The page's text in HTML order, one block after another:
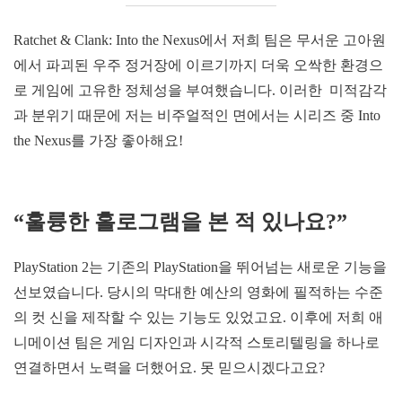
Ratchet & Clank: Into the Nexus에서 저희 팀은 무서운 고아원
에서 파괴된 우주 정거장에 이르기까지 더욱 오싹한 환경으
로 게임에 고유한 정체성을 부여했습니다. 이러한 미적감각
과 분위기 때문에 저는 비주얼적인 면에서는 시리즈 중 Into
the Nexus를 가장 좋아해요!
“훌륭한 홀로그램을 본 적 있나요?”
PlayStation 2는 기존의 PlayStation을 뛰어넘는 새로운 기능을
선보였습니다. 당시의 막대한 예산의 영화에 필적하는 수준
의 컷 신을 제작할 수 있는 기능도 있었고요. 이후에 저희 애
니메이션 팀은 게임 디자인과 시각적 스토리텔링을 하나로
연결하면서 노력을 더했어요. 못 믿으시겠다고요?